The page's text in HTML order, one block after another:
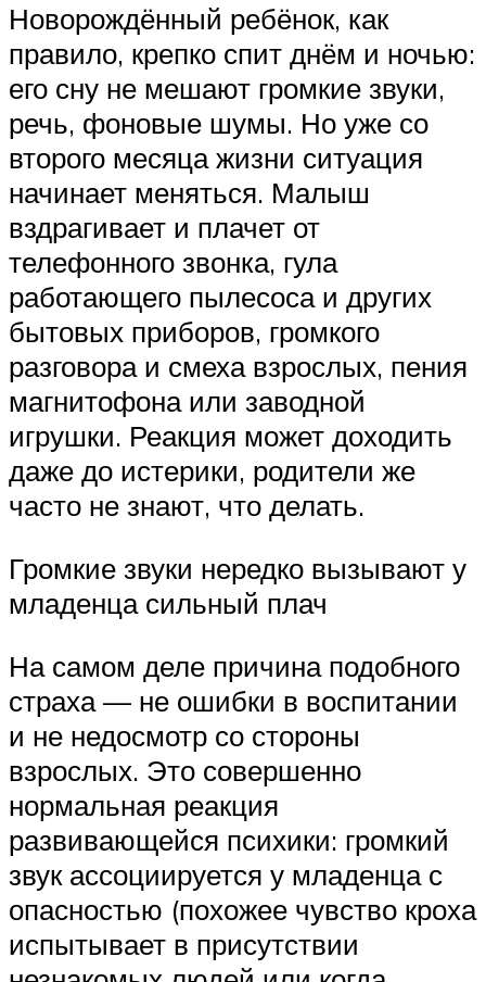
Новорождённый ребёнок, как
правило, крепко спит днём и ночью:
его сну не мешают громкие звуки,
речь, фоновые шумы. Но уже со
второго месяца жизни ситуация
начинает меняться. Малыш
вздрагивает и плачет от
телефонного звонка, гула
работающего пылесоса и других
бытовых приборов, громкого
разговора и смеха взрослых, пения
магнитофона или заводной
игрушки. Реакция может доходить
даже до истерики, родители же
часто не знают, что делать.
Громкие звуки нередко вызывают у
младенца сильный плач
На самом деле причина подобного
страха — не ошибки в воспитании
и не недосмотр со стороны
взрослых. Это совершенно
нормальная реакция
развивающейся психики: громкий
звук ассоциируется у младенца с
опасностью (похожее чувство кроха
испытывает в присутствии